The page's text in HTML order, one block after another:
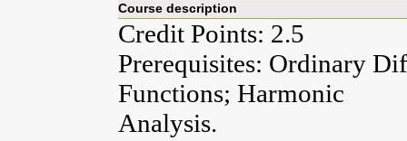
Course description
Credit Points: 2.5
Prerequisites: Ordinary
Functions; Harmonic
Analysis.